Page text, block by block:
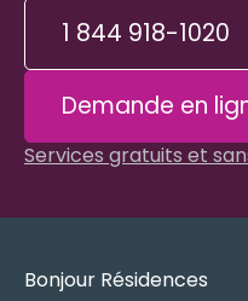
1 844 918-1020
Demande en
Services gratuits et
Bonjour Résidences